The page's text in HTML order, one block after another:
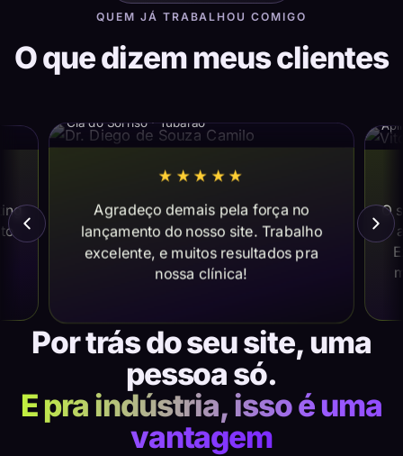
QUEM JÁ TRABALHOU COMIGO
O que dizem meus clientes
Cia do Sorriso · Tubarão
★★★★★
Agradeço demais pela força no
lançamento do nosso site. Trabalho
excelente, e muitos resultados pra
nossa clínica!
O
Por trás do seu site, uma
pessoa só.
E pra indústria, isso é uma
vantagem